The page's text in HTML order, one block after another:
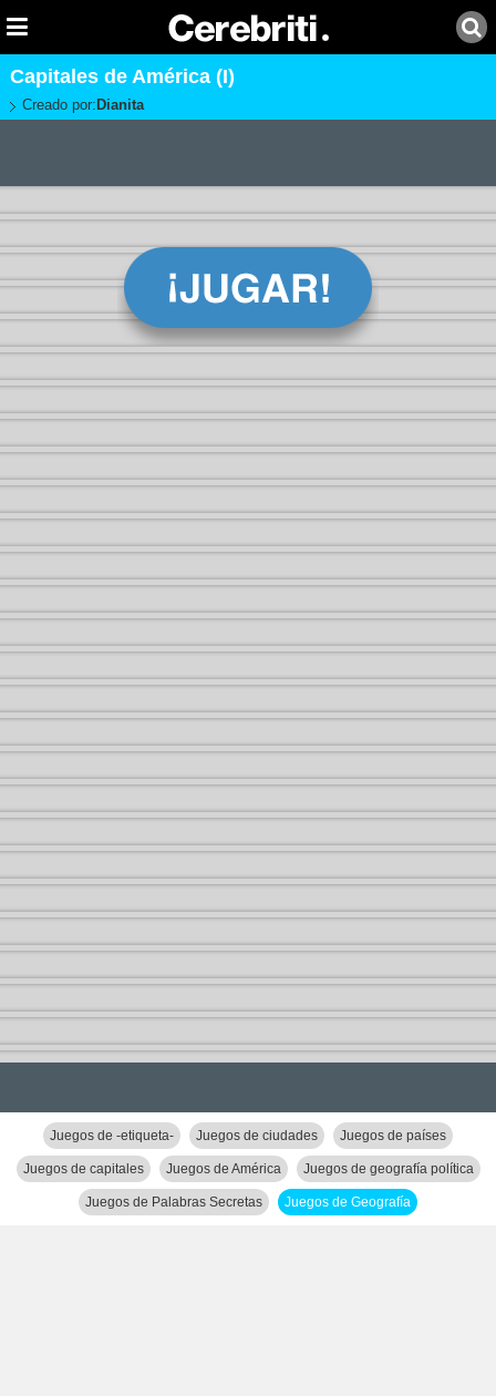
Capitales de América (I)
Creado por: Dianita
Juegos de -etiqueta- Juegos de ciudades Juegos de países
Juegos de capitales Juegos de América Juegos de geografía política
Juegos de Palabras Secretas Juegos de Geografía